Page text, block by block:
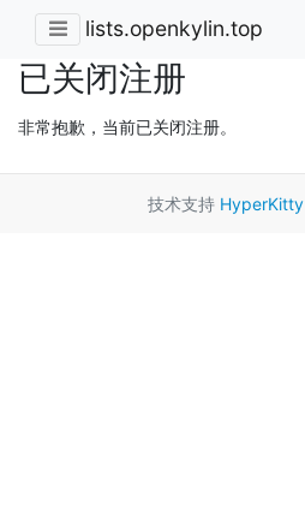
lists.openkylin.top
已关闭注册
非常抱歉，当前已关闭注册。
技术支持 HyperKitty